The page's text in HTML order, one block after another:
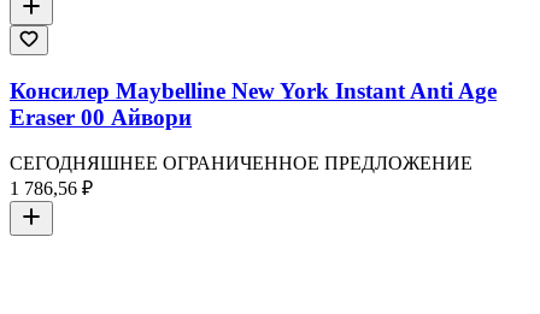
Консилер Maybelline New York Instant Anti Age
Eraser 00 Айвори
СЕГОДНЯШНЕЕ ОГРАНИЧЕННОЕ ПРЕДЛОЖЕНИЕ
1 786,56 ₽